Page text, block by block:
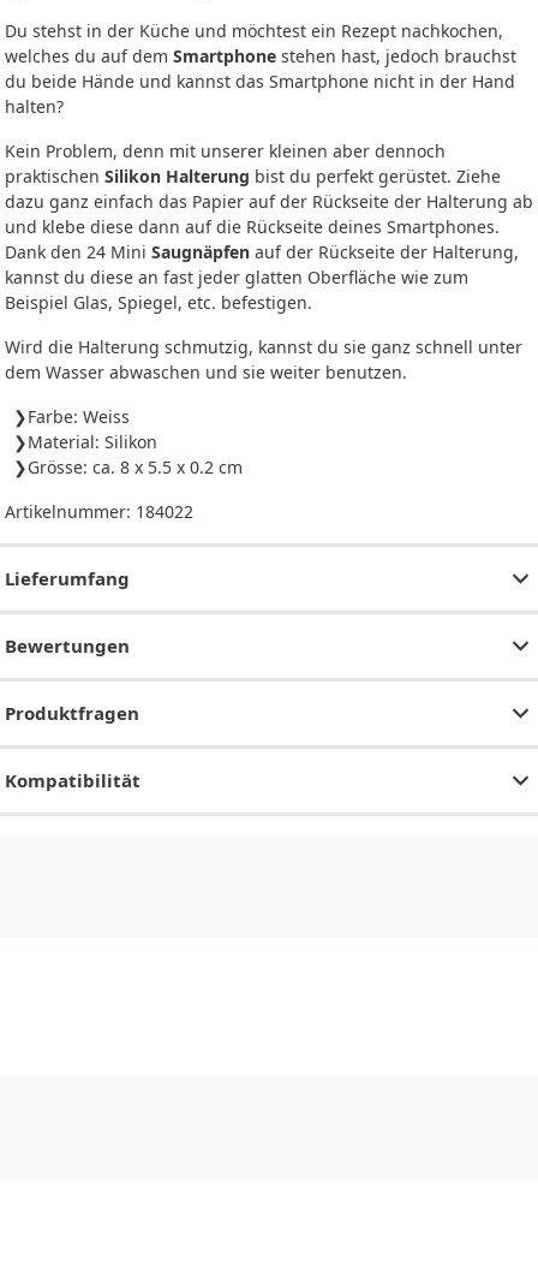
Du stehst in der Küche und möchtest ein Rezept nachkochen,
welches du auf dem Smartphone stehen hast, jedoch brauchst
du beide Hände und kannst das Smartphone nicht in der Hand
halten?
Kein Problem, denn mit unserer kleinen aber dennoch
praktischen Silikon Halterung bist du perfekt gerüstet. Ziehe
dazu ganz einfach das Papier auf der Rückseite der Halterung ab
und klebe diese dann auf die Rückseite deines Smartphones.
Dank den 24 Mini Saugnäpfen auf der Rückseite der Halterung,
kannst du diese an fast jeder glatten Oberfläche wie zum
Beispiel Glas, Spiegel, etc. befestigen.
Wird die Halterung schmutzig, kannst du sie ganz schnell unter
dem Wasser abwaschen und sie weiter benutzen.
Farbe: Weiss
Material: Silikon
Grösse: ca. 8 x 5.5 x 0.2 cm
Artikelnummer: 184022
Lieferumfang
Bewertungen
Produktfragen
Kompatibilität